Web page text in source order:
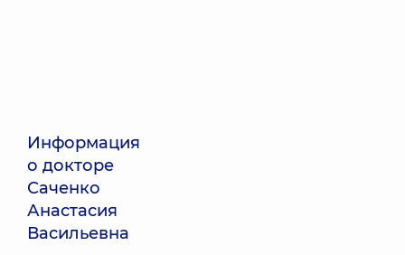
Информация
о докторе
Саченко
Анастасия
Васильевна